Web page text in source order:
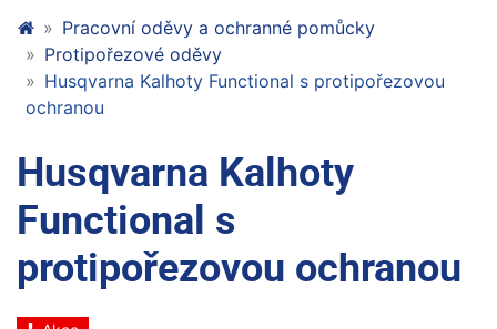
Pracovní oděvy a ochranné pomůcky
Protipořezové oděvy
Husqvarna Kalhoty Functional s protipořezovou
ochranou
Husqvarna Kalhoty
Functional s
protipořezovou ochranou